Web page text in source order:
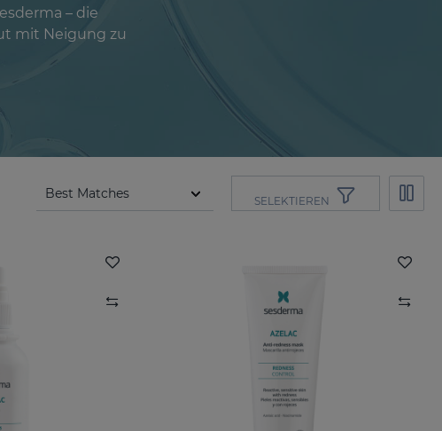
– die
mit Neigung zu
SELEKTIEREN